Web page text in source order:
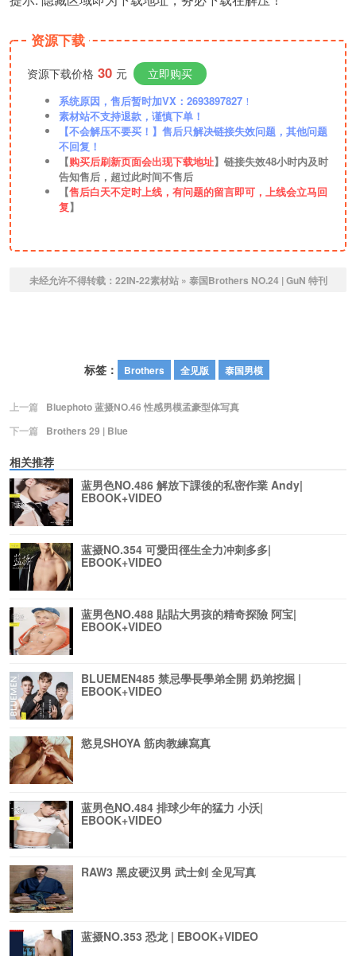
资源下载
资源下载价格 30 元 立即购买
系统原因，售后暂时加VX：2693897827 ！
素材站不支持退款，谨慎下单！
【不会解压不要买！】售后只解决链接失效问题，其他问题
不回复！
【购买后刷新页面会出现下载地址】链接失效48小时内及时
告知售后，超过此时间不售后
【售后白天不定时上线，有问题的留言即可，上线会立马回
复】
未经允许不得转载： 22IN-22素材站» 泰国Brothers NO.24 | GuN 特刊
标签： Brothers 全见版 泰国男模
上一篇
Bluephoto 蓝摄NO.46 性感男模孟豪型体写真
下一篇
Brothers 29 | Blue
相关推荐
蓝男色NO.486 解放下課後的私密作業 Andy|
EBOOK+VIDEO
蓝摄NO.354 可愛田徑生全力冲刺多多|
EBOOK+VIDEO
蓝男色NO.488 貼貼大男孩的精奇探險 阿宝|
EBOOK+VIDEO
BLUEMEN485 禁忌學長學弟全開 奶弟挖掘 |
EBOOK+VIDEO
慾見SHOYA 筋肉教練寫真
蓝男色NO.484 排球少年的猛力 小沃|
EBOOK+VIDEO
RAW3 黑皮硬汉男 武士剑 全见写真
蓝摄NO.353 恐龙 | EBOOK+VIDEO